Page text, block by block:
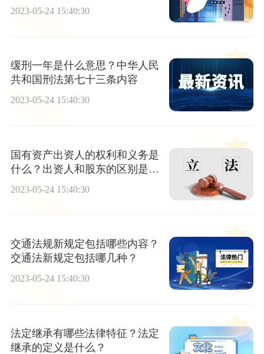
2023-05-24 15:40:30
缓刑一年是什么意思？中华人民
共和国刑法第七十三条内容
2023-05-24 15:40:30
国有资产出资人的权利和义务是
什么？出资人和股东的区别是什
2023-05-24 15:40:30
交通法规新规定包括哪些内容？
交通法新规定包括哪几种？
2023-05-24 15:40:30
法定继承有哪些法律特征？法定
继承的定义是什么？